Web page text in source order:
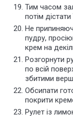
Тим часом
потім
Не
пудру,
крем на
Розгорнути
по всій
збитими
Обсипати
покрити
Рулет із